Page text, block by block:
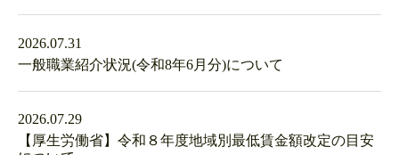
2026.07.31
一般職業紹介状況(令和8年6月分)について
2026.07.29
【厚生労働省】令和８年度地域別最低賃金額改定の目安